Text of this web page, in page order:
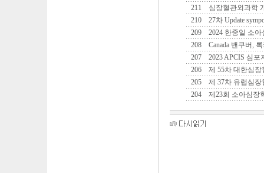
211
심장혈관외과학
210
27차 Update
209
2024 한중일 소
208
Canada 밴쿠버,
207
2023 APCIS 심포
206
제 55차 대한심
205
제 37차 유럽심
204
제23회 소아심장